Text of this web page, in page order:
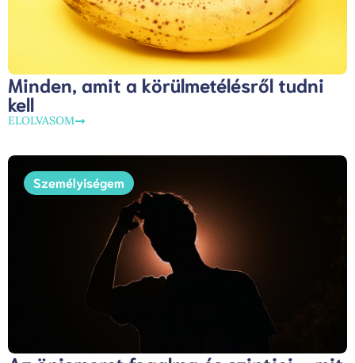
Minden, amit a körülmetélésről tudni
kell
ELOLVASOM
Személyiségem